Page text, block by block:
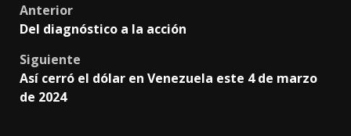
Post
navigation
Anterior
Del diagnóstico a la acción
Siguiente
Así cerró el dólar en Venezuela este 4 de marzo
de 2024